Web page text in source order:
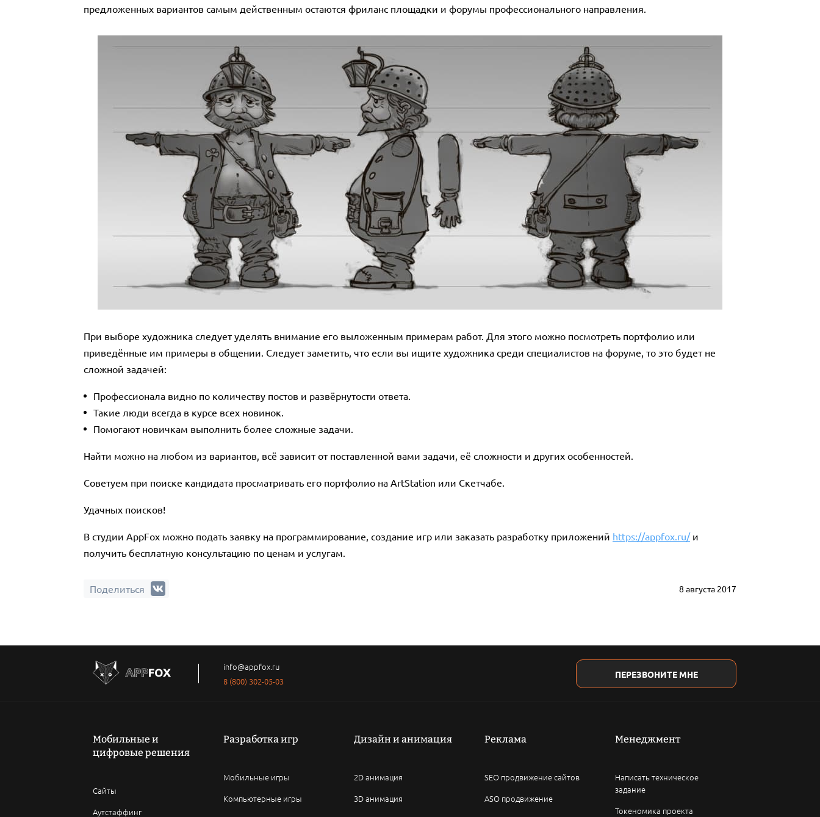
предложенных вариантов самым действенным остаются фриланс площадки и форумы профессионального направления.
При выборе художника следует уделять внимание его выложенным примерам работ. Для этого можно посмотреть портфолио или
приведённые им примеры в общении. Следует заметить, что если вы ищите художника среди специалистов на форуме, то это будет не
сложной задачей:
Профессионала видно по количеству постов и развёрнутости ответа.
Такие люди всегда в курсе всех новинок.
Помогают новичкам выполнить более сложные задачи.
Найти можно на любом из вариантов, всё зависит от поставленной вами задачи, её сложности и других особенностей.
Советуем при поиске кандидата просматривать его портфолио на ArtStation или Скетчабе.
Удачных поисков!
В студии AppFox можно подать заявку на программирование, создание игр или заказать разработку приложений https://appfox.ru/и
получить бесплатную консультацию по ценам и услугам.
Поделиться 8 августа 2017
info@appfox.ru
8 (800) 302-05-03
ПЕРЕЗВОНИТЕ МНЕ
Мобильные и
цифровые решения
Сайты
Аутстаффинг
Разработка игр
Мобильные игры
Компьютерные игры
Дизайн и анимация
2D анимация
3D анимация
Реклама
SEO продвижение сайтов
ASO продвижение
Менеджмент
Написать техническое
задание
Токеномика проекта